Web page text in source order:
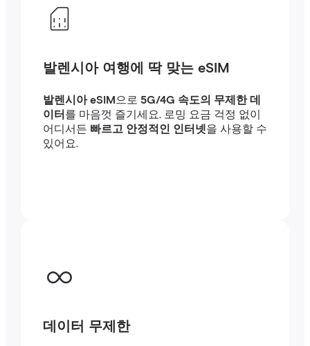
발렌시아 여행에 딱 맞는 eSIM
발렌시아 eSIM 으로 5G/4G 속도의 무제한 데
이터 를 마음껏 즐기세요. 로밍 요금 걱정 없이
어디서든 빠르고 안정적인 인터넷을 사용할 수
있어요.
데이터 무제한